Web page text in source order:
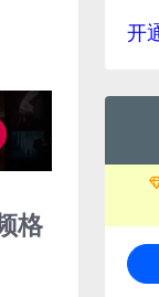
格
开